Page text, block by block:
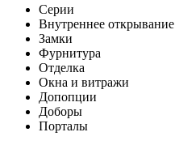
Серии
Внутреннее открывание
Замки
Фурнитура
Отделка
Окна и витражи
Допопции
Доборы
Порталы